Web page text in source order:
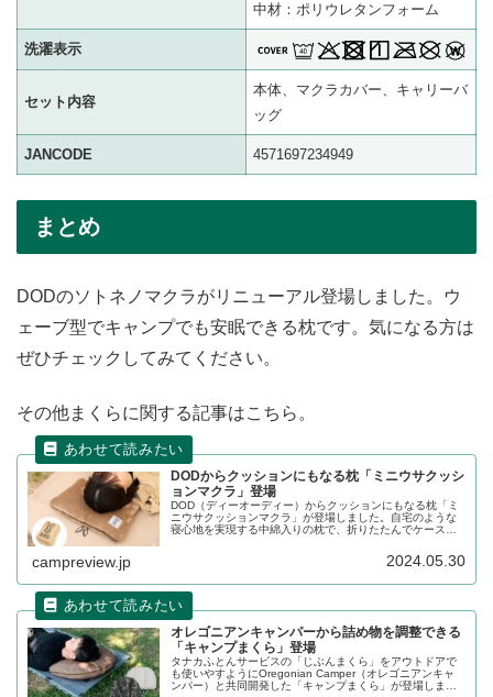
中材：ポリウレタンフォーム
洗濯表示
セット内容
本体、マクラカバー、キャリーバ
ッグ
JANCODE 4571697234949
まとめ
DODのソトネノマクラがリニューアル登場しました。ウ
ェーブ型でキャンプでも安眠できる枕です。気になる方は
ぜひチェックしてみてください。
その他まくらに関する記事はこちら。
DODからクッションにもなる枕「ミニウサクッシ
ョンマクラ」登場
DOD（ディーオーディー）からクッションにもなる枕「ミ
ニウサクッションマクラ」が登場しました。自宅のような
寝心地を実現する中綿入りの枕で、折りたたんでケースに
campreview.jp 2024.05.30
オレゴニアンキャンパーから詰め物を調整できる
「キャンプまくら」登場
タナカふとんサービスの「じぶんまくら」をアウトドアで
も使いやすようにOregonian Camper（オレゴニアンキャ
ンパー）と共同開発した「キャンプまくら」が登場しまし